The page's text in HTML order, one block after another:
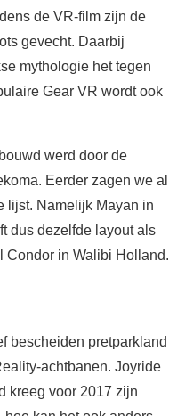
de VR-film zijn de
gevecht. Daarbij
mythologie het tegen
Gear VR wordt ook
werd door de
Eerder zagen we al
lijst. Namelijk Mayan in
dus dezelfde layout als
Condor in Walibi Holland.
bescheiden pretparkland
achtbanen. Joyride
kreeg voor 2017 zijn